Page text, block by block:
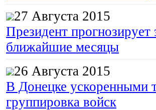
27 Августа 2015
Президент
ближайшие месяцы
26 Августа 2015
В Донецке ускоренными
группировка войск